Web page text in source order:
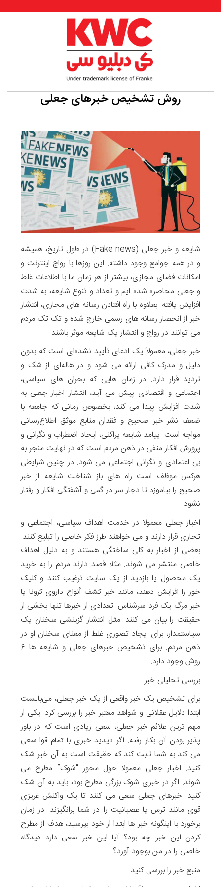
روش تشخیص خبرهای جعلی
شایعه و خبر جعلی (Fake news) در طول تاریخ، همیشه
و در همه جوامع وجود داشته. این روزها با رواج اینترنت و
امکانات فضای مجازی، بیشتر از هر زمان ما با اطلاعات غلط
و جعلی محاصره شده ایم و تعداد و تنوع شایعه، به شدت
افزایش یافته. بعلاوه با راه افتادن رسانه های مجازی، انتشار
خبر از انحصار رسانه های رسمی خارج شده و تک تک مردم
می توانند در رواج و انتشار یک شایعه موثر باشند.
خبر جعلی، معمولاَ یک ادعای تأیید نشده‌ای است که بدون
دلیل و مدرک کافی ارائه می شود و در هاله‌ای از شک و
تردید قرار دارد. در زمان هایی که بحران های سیاسی،
اجتماعی و اقتصادی پیش می آید، انتشار اخبار جعلی به
شدت افزایش پیدا می کند، بخصوص زمانی که جامعه با
ضعف نشر خبر صحیح و فقدان منابع موثق اطلاع‌رسانی
مواجه است. پیامد شایعه پراکنی، ایجاد اضطراب و نگرانی و
پرورش افکار منفی در ذهن مردم است که در نهایت منجر به
بی اعتمادی و نگرانی اجتماعی می شود. در چنین شرایطی
هرکس موظف است راه های باز شناخت شایعه از خبر
صحیح را بیاموزد تا دچار سر در گمی و آشفتگی افکار و رفتار
نشود.
اخبار جعلی معمولا در خدمت اهداف سیاسی، اجتماعی و
تجاری قرار دارند و می خواهند طرز فکر خاصی را تبلیغ کنند.
بعضی از اخبار به کلی ساختگی هستند و به دلیل اهداف
خاصی منتشر می شوند. مثلا قصد دارند مردم را به خرید
یک محصول یا بازدید از یک سایت ترغیب کنند و کلیک
خور را افزایش دهند، مانند خبر کشف أنواع داروی کرونا یا
خبر مرگ یک فرد سرشناس. تعدادی از خبرها تنها بخشی از
حقیقت را بیان می کنند. مثل انتشار گزینشی سخنان یک
سیاستمدار، برای ایجاد تصوری غلط از معنای سخنان او در
ذهن مردم. برای تشخیص خبرهای جعلی و شایعه ها ۶
روش وجود دارد.
بررسی تحلیلی خبر
برای تشخیص یک خبر واقعی از یک خبر جعلی، می‌بایست
ابتدا دلایل عقلانی و شواهد معتبر خبر را بررسی کرد. یکی از
مهم ترین علائم خبر جعلی، سعی زیادی است که در باور
پذیر بودن آن بکار رفته. اگر دیدید خبری با تمام قوا سعی
می کند به شما ثابت کند که حقیقت است به آن خبر شک
کنید. اخبار جعلی معمولا حول محور “شوک” مطرح می
شوند. اگر در خبری شوک بزرگی مطرح بود، باید به آن شک
کنید. خبرهای جعلی سعی می کنند تا یک واکنش غریزی
قوی مانند ترس یا عصبانیت را در شما برانگیزند. در زمان
برخورد با اینگونه خبر ها ابتدا از خود بپرسید، هدف از مطرح
کردن این خبر چه بود؟ آیا این خبر سعی دارد دیدگاه
خاصی را در من بوجود آورد؟
منبع خبر را بررسی کنید